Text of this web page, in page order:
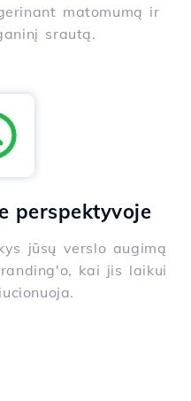
matomumą ir
srautą.
perspektyvoje
jūsų verslo augimą
kai jis laikui